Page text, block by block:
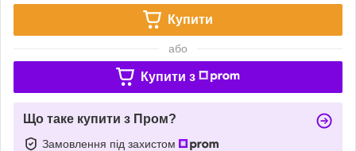
Купити
або
Купити з
Що таке купити з Пром?
Замовлення під захистом